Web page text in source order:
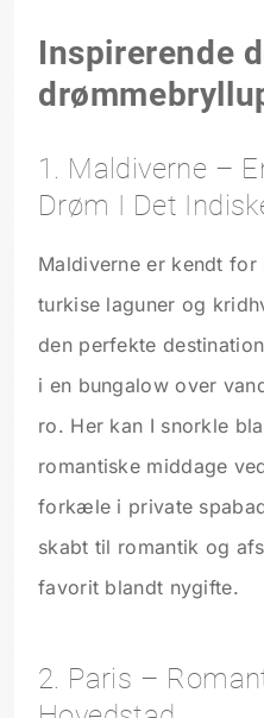
Inspirerende
1. Maldiverne –
Drøm I Det
Maldiverne er kendt for
turkise laguner og
den perfekte
i en bungalow over
ro. Her kan I snorkle
romantiske middage
forkæle i private
skabt til romantik og
favorit blandt nygifte.
2. Paris –